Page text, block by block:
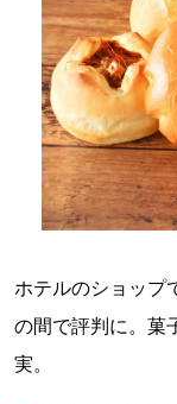
ホテルのショップ
の間で評判に。菓
実。